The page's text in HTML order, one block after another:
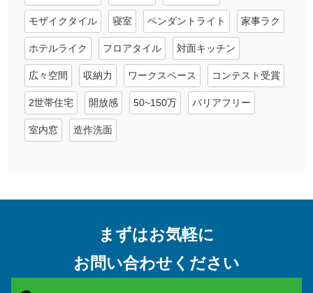
モザイクタイル 寝室 ペンダントライト 家事ラク
ホテルライク フロアタイル 対面キッチン
広々空間 収納力 ワークスペース コンテスト受賞
2世帯住宅 開放感 50~150万 バリアフリー
室内窓 造作洗面
まずはお気軽に
お問い合わせください